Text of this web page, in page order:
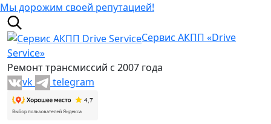
Мы дорожим своей репутацией!
Сервис АКПП «Drive
Service»
Ремонт трансмиссий с 2007 года
vk
telegram